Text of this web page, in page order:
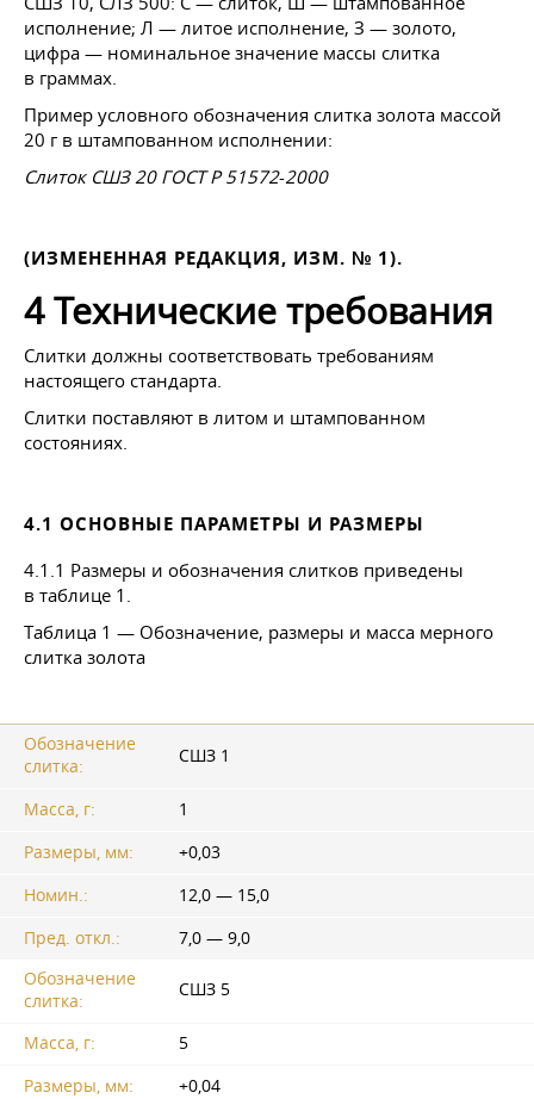
исполнение; Л — литое исполнение, З — золото,
цифра — номинальное значение массы слитка
в граммах.
Пример условного обозначения слитка золота массой
20 г в штампованном исполнении:
Слиток СШЗ 20 ГОСТ Р 51572-2000
(ИЗМЕНЕННАЯ РЕДАКЦИЯ, ИЗМ. № 1).
4 Технические требования
Слитки должны соответствовать требованиям
настоящего стандарта.
Слитки поставляют в литом и штампованном
состояниях.
4.1 ОСНОВНЫЕ ПАРАМЕТРЫ И РАЗМЕРЫ
4.1.1 Размеры и обозначения слитков приведены
в таблице 1.
Таблица 1 — Обозначение, размеры и масса мерного
слитка золота
Обозначение
слитка:
СШЗ 1
Масса, г:
1
Размеры, мм:
+0,03
Номин.:
12,0 — 15,0
Пред. откл.:
7,0 — 9,0
Обозначение
слитка:
СШЗ 5
Масса, г:
5
Размеры, мм:
+0,04